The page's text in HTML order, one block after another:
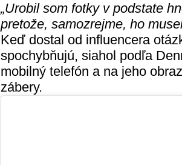
„Urobil som fotky v podstate
pretože, samozrejme, ho
Keď dostal od influencera
spochybňujú, siahol podľa
mobilný telefón a na jeho
zábery.